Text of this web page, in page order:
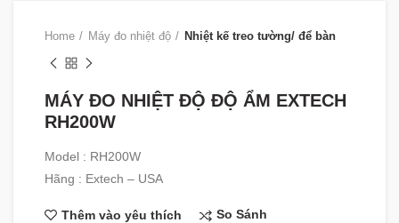
Home Máy đo nhiệt độ Nhiệt kế treo tường/ để bàn
MÁY ĐO NHIỆT ĐỘ ĐỘ ẨM EXTECH
RH200W
Model : RH200W
Hãng : Extech – USA
Thêm vào yêu thích So Sánh